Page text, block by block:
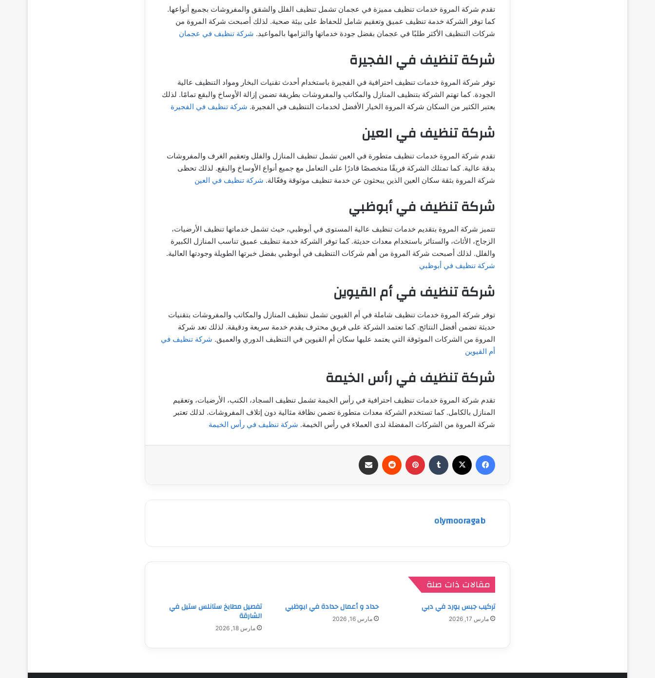
تقدم شركة المروة خدمات تنظيف مميزة في عجمان تشمل تنظيف الفلل والشقق والمفروشات بجميع أنواعها.
كما توفر الشركة خدمة تنظيف عميق وتعقيم شامل للحفاظ على بيئة صحية. لذلك أصبحت شركة المروة من
شركات التنظيف الأكثر طلبًا في عجمان بفضل جودة خدماتها والتزامها بالمواعيد. شركة تنظيف في عجمان
شركة تنظيف في الفجيرة
توفر شركة المروة خدمات تنظيف احترافية في الفجيرة باستخدام أحدث تقنيات البخار ومواد التنظيف عالية
الجودة. كما تهتم الشركة بتنظيف المنازل والمكاتب والمفروشات بطريقة تضمن إزالة الأوساخ والبقع تمامًا. لذلك
يعتبر الكثير من السكان شركة المروة الخيار الأفضل لخدمات التنظيف في الفجيرة. شركة تنظيف في الفجيرة
شركة تنظيف في العين
تقدم شركة المروة خدمات تنظيف متطورة في العين تشمل تنظيف المنازل والفلل وتعقيم الغرف والمفروشات
بدقة عالية. كما تمتلك الشركة فريقًا متخصصًا قادرًا على التعامل مع جميع أنواع الأوساخ والبقع. لذلك تحظى
شركة المروة بثقة سكان العين الذين يبحثون عن خدمة تنظيف موثوقة وفعّالة. شركة تنظيف في العين
شركة تنظيف في أبوظبي
تتميز شركة المروة بتقديم خدمات تنظيف عالية المستوى في أبوظبي، حيث تشمل خدماتها تنظيف الأرضيات،
الزجاج، الأثاث، والستائر باستخدام معدات حديثة. كما توفر الشركة خدمة تنظيف عميق تناسب المنازل الكبيرة
والفلل. لذلك أصبحت شركة المروة من أهم شركات التنظيف في أبوظبي بفضل خبرتها الطويلة وجودتها العالية.
شركة تنظيف في أبوظبي
شركة تنظيف في أم القيوين
توفر شركة المروة خدمات تنظيف شاملة في أم القيوين تشمل تنظيف المنازل والمكاتب والمفروشات بتقنيات
حديثة تضمن أفضل النتائج. كما تعتمد الشركة على فريق محترف يقدم خدمة سريعة ودقيقة. لذلك تعد شركة
المروة من الشركات الموثوقة التي يعتمد عليها سكان أم القيوين في التنظيف الدوري والعميق. شركة تنظيف في
أم القيوين
شركة تنظيف في رأس الخيمة
تقدم شركة المروة خدمات تنظيف احترافية في رأس الخيمة تشمل تنظيف السجاد، الكنب، الأرضيات، وتعقيم
المنازل بالكامل. كما تستخدم الشركة معدات متطورة تضمن نظافة مثالية دون إتلاف المفروشات. لذلك تعتبر
شركة المروة من الشركات المفضلة لدى العملاء في رأس الخيمة. شركة تنظيف في رأس الخيمة
فيسبوك بينتيريست
olymooragab
مقالات ذات صلة
تركيب جبس بورد في دبي
مارس 17, 2026
حداد و أعمال حدادة في ابوظبي
مارس 16, 2026
تفصيل مطابخ ستانلس ستيل في
الشارقة
مارس 18, 2026